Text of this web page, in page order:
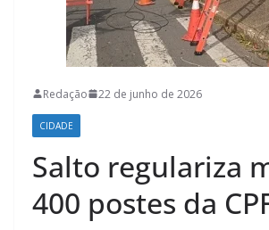
Redação 22 de junho de 2026
CIDADE
Salto regulariza
400 postes da